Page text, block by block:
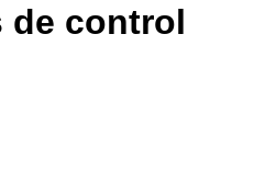
de control